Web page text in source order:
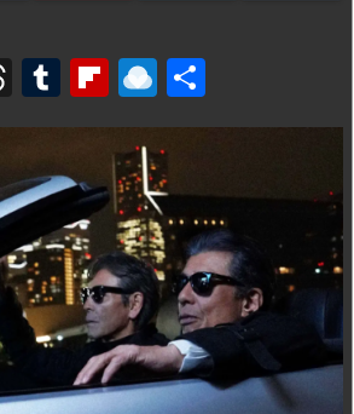
T
hr
a
d
s
T
u
bl
r
Fl
ip
b
o
ar
d
R
ai
n
dr
o
p.
io
有